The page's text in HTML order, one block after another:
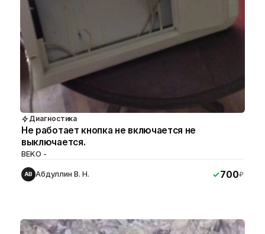
Диагностика
Не работает кнопка не включается не
выключается.
BEKO -
АВ Абдуллин В. Н. 700₽